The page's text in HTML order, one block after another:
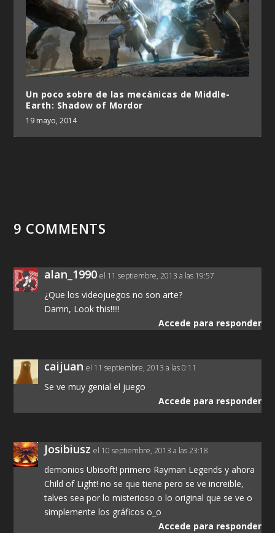
Un poco sobre de las mecánicas de Middle-
Earth: Shadow of Mordor
19 mayo, 2014
9 COMMENTS
alan_1990 el 11 septiembre, 2013 a las 19:57
¿Que los videojuegos no son arte?
Damn, Look this!!!!!
Accede para responder
caijuan el 11 septiembre, 2013 a las 0:11
Se ve muy genial el juego
Accede para responder
Josibiusz el 10 septiembre, 2013 a las 23:18
demonios Ubisoft! primero Rayman Legends y ahora
Child of Light! no se que tiene pero se ve increible,
talves sea por lo misterioso o lo original que se ve o
simplemente los gráficos o_o
Accede para responder